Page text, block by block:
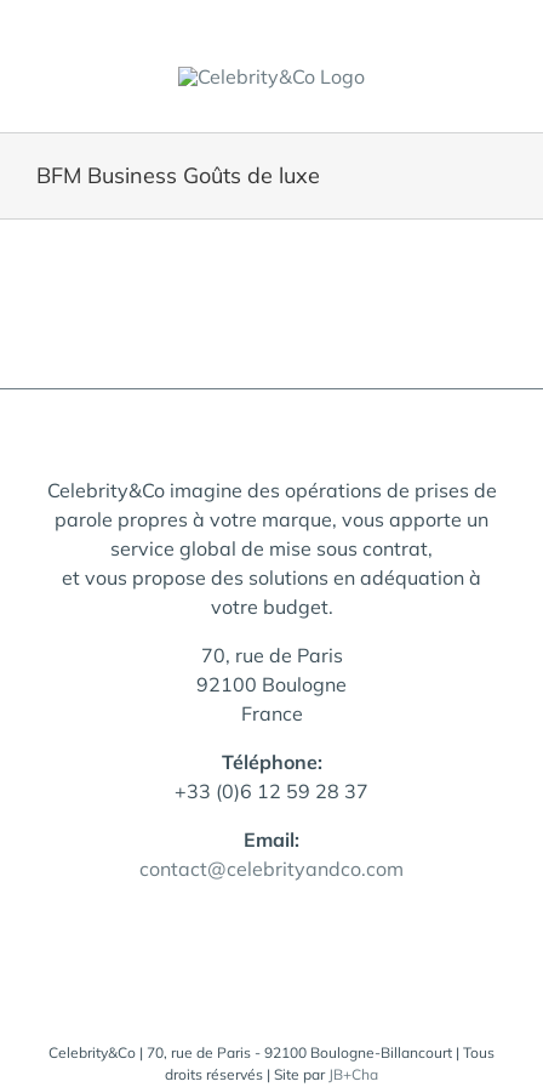
BFM Business Goûts de luxe
Celebrity&Co imagine des opérations de prises de
parole propres à votre marque, vous apporte un
service global de mise sous contrat,
et vous propose des solutions en adéquation à
votre budget.
70, rue de Paris
92100 Boulogne
France
Téléphone:
+33 (0)6 12 59 28 37
Email:
contact@celebrityandco.com
Celebrity&Co | 70, rue de Paris - 92100 Boulogne-Billancourt | Tous
droits réservés | Site par JB+Cha